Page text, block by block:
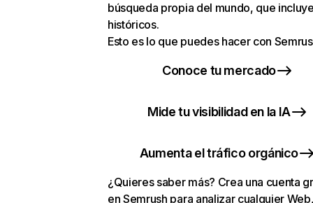
búsqueda propia del mundo, que
históricos.
Esto es lo que puedes hacer con
Conoce tu mercado
Mide tu visibilidad en la IA
Aumenta el tráfico orgánico
¿Quieres saber más? Crea una cuenta
en Semrush para analizar cualquier